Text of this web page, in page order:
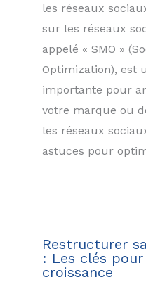
les réseaux
sur les réseaux
appelé « SMO »
Optimization), est
importante pour
votre marque ou
les réseaux
astuces pour
Restructurer
: Les clés
croissance